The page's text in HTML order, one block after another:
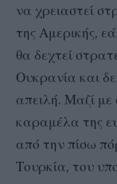
να χρειαστεί
της Αμερικής,
θα δεχτεί
Ουκρανία και
απειλή. Μαζί
καραμέλα της
από την πίσω
Τουρκία, του